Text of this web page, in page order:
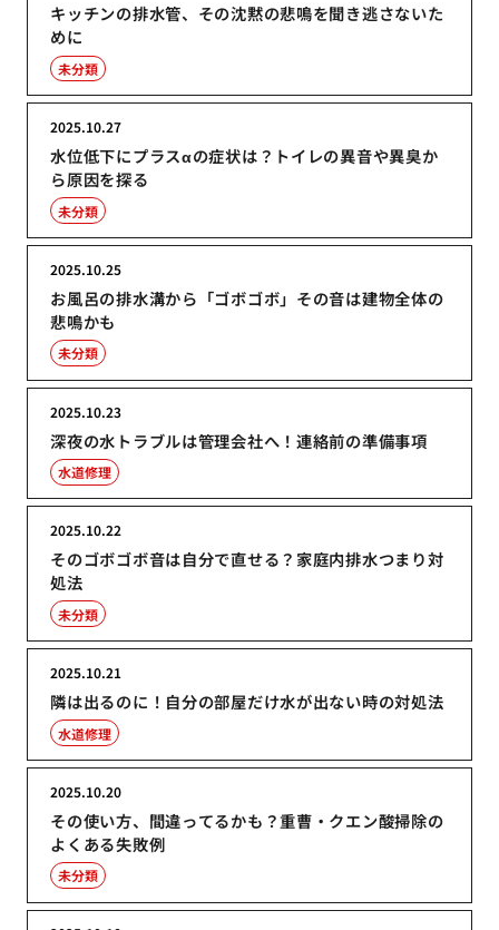
キッチンの排水管、その沈黙の悲鳴を聞き逃さないた
めに
未分類
水位低下にプラスαの症状は？トイレの異音や異臭か
ら原因を探る
2025.10.27
未分類
お風呂の排水溝から「ゴボゴボ」その音は建物全体の
悲鳴かも
2025.10.25
未分類
深夜の水トラブルは管理会社へ！連絡前の準備事項
2025.10.23
水道修理
そのゴボゴボ音は自分で直せる？家庭内排水つまり対
処法
2025.10.22
未分類
隣は出るのに！自分の部屋だけ水が出ない時の対処法
2025.10.21
水道修理
その使い方、間違ってるかも？重曹・クエン酸掃除の
よくある失敗例
2025.10.20
未分類